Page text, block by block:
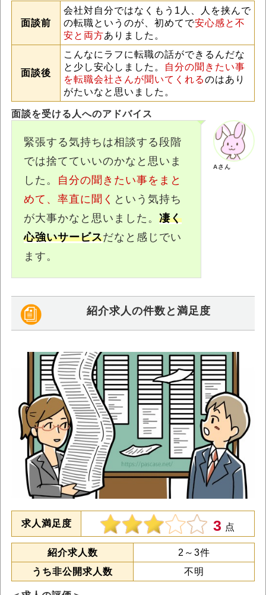
面談前
会社対自分ではなくもう1人、人を挟んで
の転職というのが、初めてで安心感と不
安と両方ありました。
面談後
こんなにラフに転職の話ができるんだな
と少し安心しました。
自分の聞きたい事
を転職会社さんが聞いてくれるのはあり
がたいなと思いました。
面談を受ける人へのアドバイス
緊張する気持ちは相談する段階
では捨てていいのかなと思いま
した。 自分の聞きたい事をまと
めて、率直に聞く という気持ち
が大事かなと思いました。 凄く
心強いサービスだなと感じでい
ます。
Aさん
紹介求人の件数と満足度
求人満足度 3 点
紹介求人数
2～3件
うち非公開求人数
不明